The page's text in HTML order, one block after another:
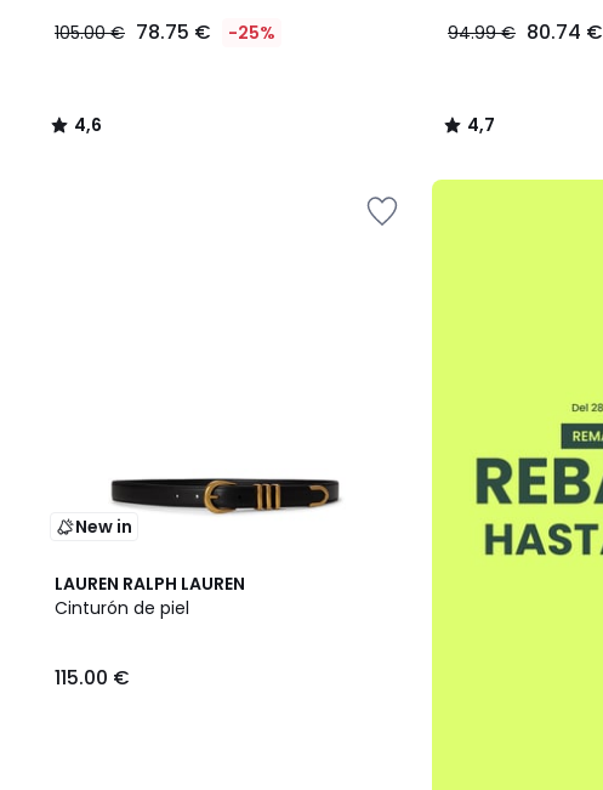
€
105.00
105.00 € 78.75 € -25%
4,6
/
94.99 € 80.74 €
4,7
/
New in
LAUREN RALPH LAUREN
Cinturón de piel
115.00 €
.